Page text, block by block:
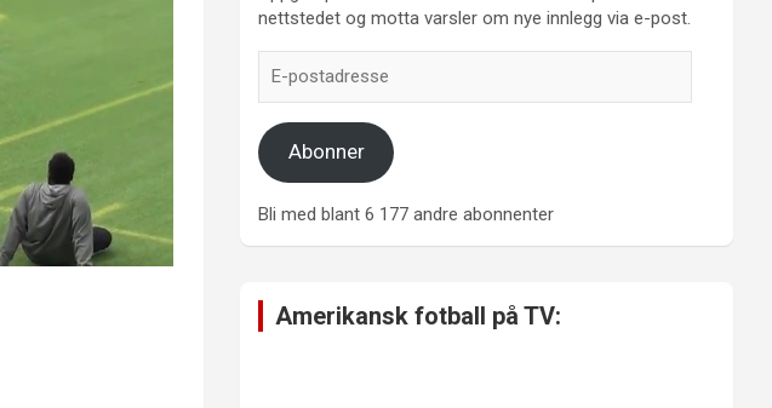
nettstedet og motta varsler om nye innlegg via e-post.
postadresse
Abonner
Bli med blant 6 177 andre abonnenter
Amerikansk fotball på TV: